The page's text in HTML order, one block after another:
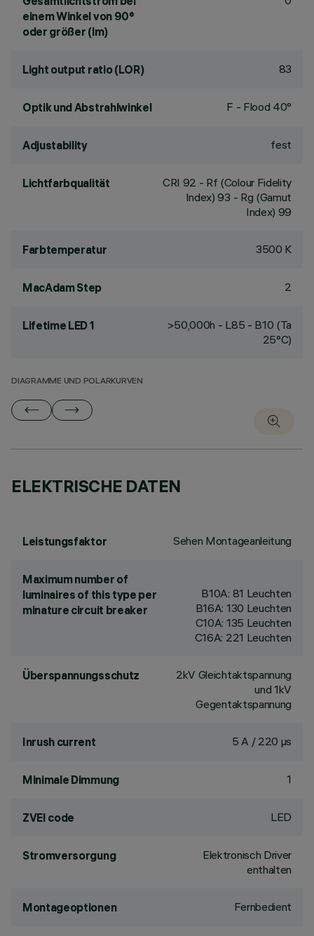
einem Winkel von 90°
oder größer (lm)
Light output ratio (LOR) 83
Optik und Abstrahlwinkel F - Flood 40°
Adjustability fest
Lichtfarbqualität CRI 92 - Rf (Colour Fidelity
Index) 93 - Rg (Gamut
Index) 99
Farbtemperatur 3500 K
MacAdam Step 2
Lifetime LED 1
>50,000h - L85 - B10 (Ta
25°C)
DIAGRAMME UND POLARKURVEN
ELEKTRISCHE DATEN
Leistungsfaktor Sehen Montageanleitung
Maximum number of
luminaires of this type per
minature circuit breaker
B10A: 81 Leuchten
B16A: 130 Leuchten
C10A: 135 Leuchten
C16A: 221 Leuchten
Überspannungsschutz
2kV Gleichtaktspannung
und 1kV
Gegentaktspannung
Inrush current 5 A / 220 µs
Minimale Dimmung 1
ZVEI code LED
Stromversorgung
Elektronisch Driver
enthalten
Montageoptionen Fernbedient